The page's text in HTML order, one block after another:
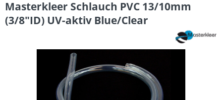
Masterkleer Schlauch PVC 13/10mm
(3/8"ID) UV-aktiv Blue/Clear